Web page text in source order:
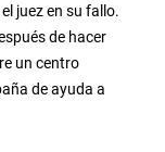
juez en su fallo.
de hacer
un centro
de ayuda a